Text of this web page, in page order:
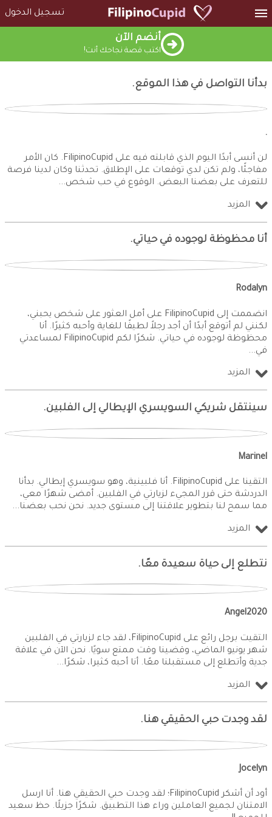
تسجيل الدخول
أنضم الآن
اكتب قصة نجاحك أنت!
بدأنا التواصل في هذا الموقع.
.
لن أنسى أبدًا اليوم الذي قابلته فيه على FilipinoCupid. كان الأمر
مفاجئًا، ولم تكن لدي توقعات على الإطلاق. تحدثنا وكان لدينا فرصة
للتعرف على بعضنا البعض. الوقوع في حب شخص
المزيد
أنا محظوظة لوجوده في حياتي.
Rodalyn
انضممت إلى FilipinoCupid على أمل العثور على شخص يحبني،
لكنني لم أتوقع أبدًا أن أجد رجلاً لطيفًا للغاية وأحبه كثيرًا. أنا
محظوظة لوجوده في حياتي. شكرًا لكم FilipinoCupid لمساعدتي
في
المزيد
سينتقل شريكي السويسري الإيطالي إلى الفلبين.
Marinel
التقينا على FilipinoCupid. أنا فلبينية، وهو سويسري إيطالي. بدأنا
الدردشة حتى قرر المجيء لزيارتي في الفلبين. أمضى شهرًا معي،
مما سمح لنا بتطوير علاقتنا إلى مستوى جديد. نحن نحب بعضنا
المزيد
نتطلع إلى حياة سعيدة معًا.
Angel2020
التقيت برجل رائع على FilipinoCupid، لقد جاء لزيارتي في الفلبين
شهر يونيو الماضي، وقضينا وقت ممتع سويًا. نحن الآن في علاقة
جدية وأتطلع إلى مستقبلنا معًا. أنا أحبه كثيرا، شكرًا
المزيد
لقد وجدت حبي الحقيقي هنا.
Jocelyn
أود أن أشكر FilipinoCupid؛ لقد وجدت حبي الحقيقي هنا. أنا ارسل
الامتنان لجميع العاملين وراء هذا التطبيق. شكرًا جزيلًا. حظ سعيد